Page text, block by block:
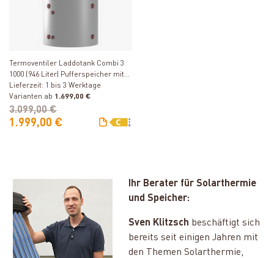
Produkt ansehen
Termoventiler Laddotank Combi 3
1000 (946 Liter) Pufferspeicher mit
Brauchwasser und 2
Solarwärmetauschern
Lieferzeit: 1 bis 3 Werktage
Varianten ab 1.699,00 €
1.999,00 €
3.099,00 €
Ihr Berater für Solarthermie
und Speicher:
Sven Klitzsch beschäftigt sich
bereits seit einigen Jahren mit
den Themen Solarthermie,